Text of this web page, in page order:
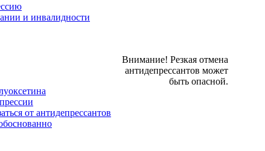
и инвалидности
от антидепрессантов
Внимание! Резкая отмена
антидепрессантов может
быть опасной.